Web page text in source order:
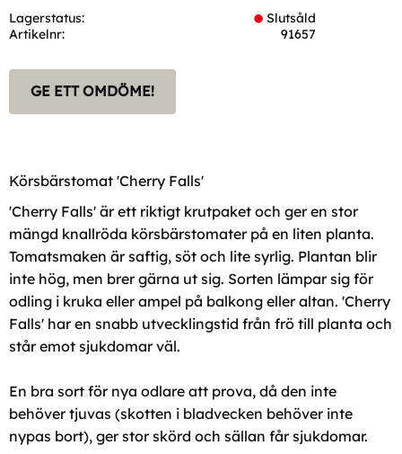
Lagerstatus
Slutsåld
Artikelnr
91657
GE ETT OMDÖME!
Körsbärstomat 'Cherry Falls'
'Cherry Falls' är ett riktigt krutpaket och ger en stor
mängd knallröda körsbärstomater på en liten planta.
Tomatsmaken är saftig, söt och lite syrlig. Plantan blir
inte hög, men brer gärna ut sig. Sorten lämpar sig för
odling i kruka eller ampel på balkong eller altan. 'Cherry
Falls' har en snabb utvecklingstid från frö till planta och
står emot sjukdomar väl.
En bra sort för nya odlare att prova, då den inte
behöver tjuvas (skotten i bladvecken behöver inte
nypas bort), ger stor skörd och sällan får sjukdomar.